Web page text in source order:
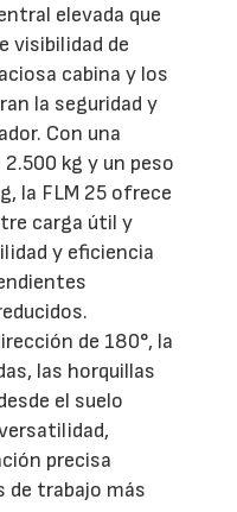
elevada que
visibilidad de
cabina y los
la seguridad y
Con una
kg y un peso
la FLM 25 ofrece
carga útil y
y eficiencia
de 180°, la
las horquillas
el suelo
precisa
de trabajo más